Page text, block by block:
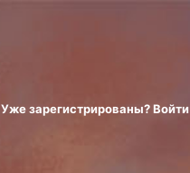
Уже зарегистрированы? Войти